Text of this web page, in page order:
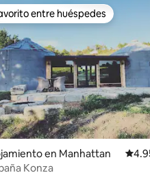
4.96 de 5, 308 reseñas
entre huéspedes
entre huéspedes
en Manhattan
Konza